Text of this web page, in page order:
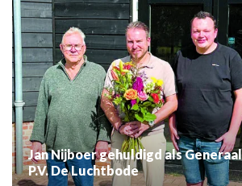
Jan Nijboer gehuldigd als
P.V. De Luchtbode